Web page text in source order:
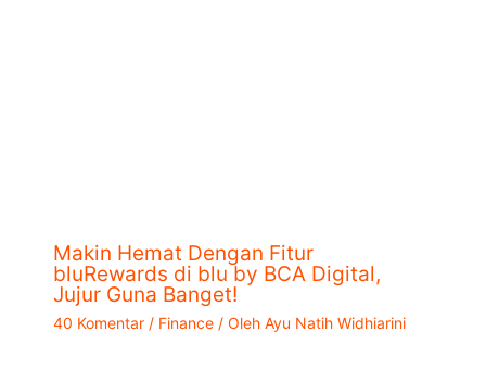
Makin Hemat Dengan Fitur
bluRewards di blu by BCA Digital,
Jujur Guna Banget!
40 Komentar / Finance/ Oleh Ayu Natih Widhiarini